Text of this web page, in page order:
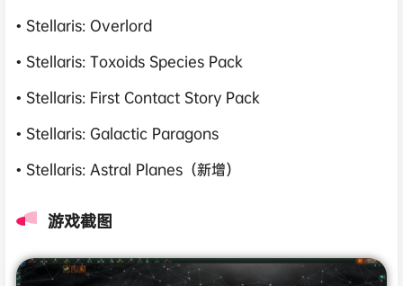
• Stellaris: Overlord
• Stellaris: Toxoids Species Pack
• Stellaris: First Contact Story Pack
• Stellaris: Galactic Paragons
• Stellaris: Astral Planes（新增）
游戏截图